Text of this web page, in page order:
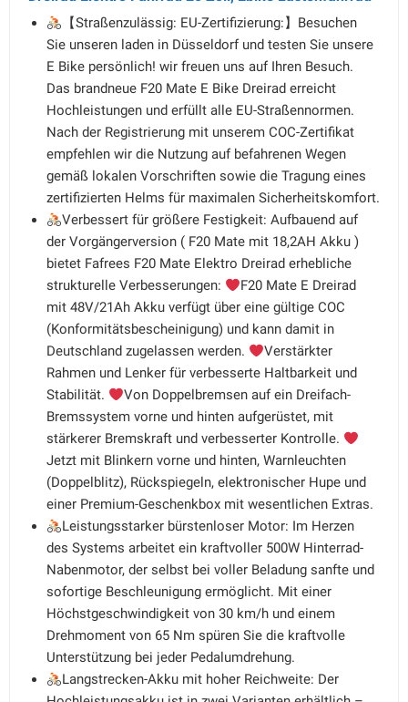
【Straßenzulässig: EU-Zertifizierung:】Besuchen
Sie unseren laden in Düsseldorf und testen Sie unsere
E Bike persönlich! wir freuen uns auf Ihren Besuch.
Das brandneue F20 Mate E Bike Dreirad erreicht
Hochleistungen und erfüllt alle EU-Straßennormen.
Nach der Registrierung mit unserem COC-Zertifikat
empfehlen wir die Nutzung auf befahrenen Wegen
gemäß lokalen Vorschriften sowie die Tragung eines
zertifizierten Helms für maximalen Sicherheitskomfort.
Verbessert für größere Festigkeit: Aufbauend auf
der Vorgängerversion ( F20 Mate mit 18,2AH Akku )
bietet Fafrees F20 Mate Elektro Dreirad erhebliche
strukturelle Verbesserungen:
F20 Mate E Dreirad
mit 48V/21Ah Akku verfügt über eine gültige COC
(Konformitätsbescheinigung) und kann damit in
Deutschland zugelassen werden.
Verstärkter
Rahmen und Lenker für verbesserte Haltbarkeit und
Stabilität.
Von Doppelbremsen auf ein Dreifach-
Bremssystem vorne und hinten aufgerüstet, mit
stärkerer Bremskraft und verbesserter Kontrolle.
Jetzt mit Blinkern vorne und hinten, Warnleuchten
(Doppelblitz), Rückspiegeln, elektronischer Hupe und
einer Premium-Geschenkbox mit wesentlichen Extras.
Leistungsstarker bürstenloser Motor: Im Herzen
des Systems arbeitet ein kraftvoller 500W Hinterrad-
Nabenmotor, der selbst bei voller Beladung sanfte und
sofortige Beschleunigung ermöglicht. Mit einer
Höchstgeschwindigkeit von 30 km/h und einem
Drehmoment von 65 Nm spüren Sie die kraftvolle
Unterstützung bei jeder Pedalumdrehung.
Langstrecken-Akku mit hoher Reichweite: Der